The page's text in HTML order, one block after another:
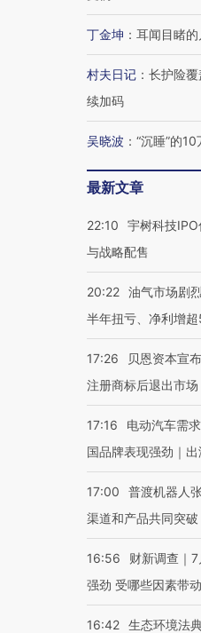
丁金坤 ： 耳闻目睹
村夫日记 ： 长护险
续加码
吴晓波 ： “沉睡”的
最新文章
22:10
宇树科技
与战略配售
20:22 油气市场剧
半年扭亏、净利增
17:26
贝恩资本宣
注册商标后退出市场
17:16
电动汽车需
国品牌表现强劲｜出
17:00
普渡机器人
渠道和产品共同突破
16:56
财新调查｜
强劲 受哪些因素带
16:42 生态环境法